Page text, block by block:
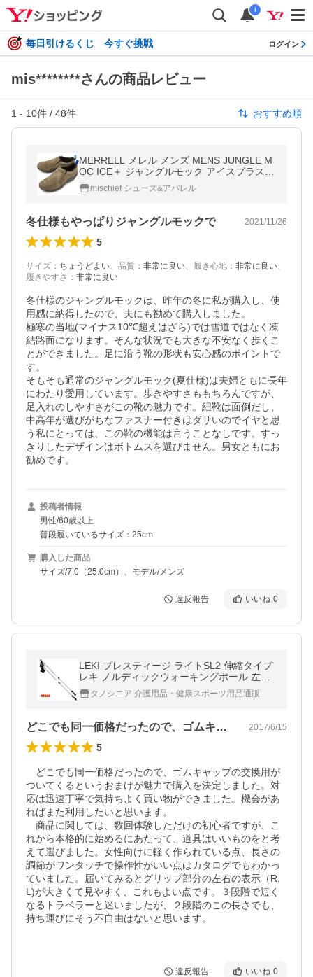
i
毎日引けるくじ 今すぐ挑戦 ログイン
mis********さんの商品レビュー
1 - 10件 / 48件 おすすめ順
MERRELL メレル メンズ MENS JUNGLE M
OC ICE＋ ジャングルモック アイスプラス G
UNSMOKE 靴 J37829
mischief シューズ&アパレル
冬仕様もやっぱりジャングルモックで 2021/11/26
5
サイズ ： ちょうどよい、 品質 ： 非常に良い、 履き心地 ： 非常に良い、
履きやすさ ： 非常に良い
冬仕様のジャングルモックは、昨年の冬に私が購入し、使
用感に納得したので、夫にも勧めて購入しました。
極寒の当地(マイナス10℃超えはざら)では雪道ではなく凍
結路面になります。そんな状況でも大きな不安なく歩くこ
とができました。足に沿う靴の形状も安心感のポイントで
す。
そもそも通常のジャングルモック(夏仕様)は夫婦ともに長年
にわたり愛用しています。歩きやすさももちろんですが、
足入れのしやすさがこの靴の魅力です。紐靴は面倒だし、
中高年が選びがちなファスナー付きはダサいのでイヤと思
う私にとっては、この靴の機能は言うことなしです。すっ
きりしたデザインはボトムスを選びません。男女ともにお
勧めです。
投稿者情報
男性/60歳以上
普段履いているサイズ：25cm
購入した商品
サイズ/7.0（25.0cm）、モデル/メンズ
違反報告 いいね 0
LEKI プレスティージ ライトSL2 伸縮タイプ
レキ ノルディックウォーキングポール 左右1
セットタノシニア 介護用品・健康スポーツ用品通販
どこでも同一価格だったので、ゴムキャッ… 2017/6/15
5
どこでも同一価格だったので、ゴムキャップの交換用が
ついてくるというおまけが魅力で購入を決定しました。対
応は迅速丁寧で気持ちよく買い物ができました。機会があ
ればまた利用したいと思います。
商品に関しては、数回体験しただけの初心者ですが、こ
れから本格的に始めるにあたって、道具はいいものをと考
えて選びました。女性向けに軽く作られている点、長さの
調節がワンタッチで操作性がいい点はカタログでもわかっ
ていました。届いてみるとグリップ部分の左右の表示（R,
L)が大きくて見やすく、これもよい点です。３段階で短く
なるトラベラーと迷いましたが、２段階のこの長さでも、
持ち運びにそう不自由はないと思います。
違反報告 いいね 0